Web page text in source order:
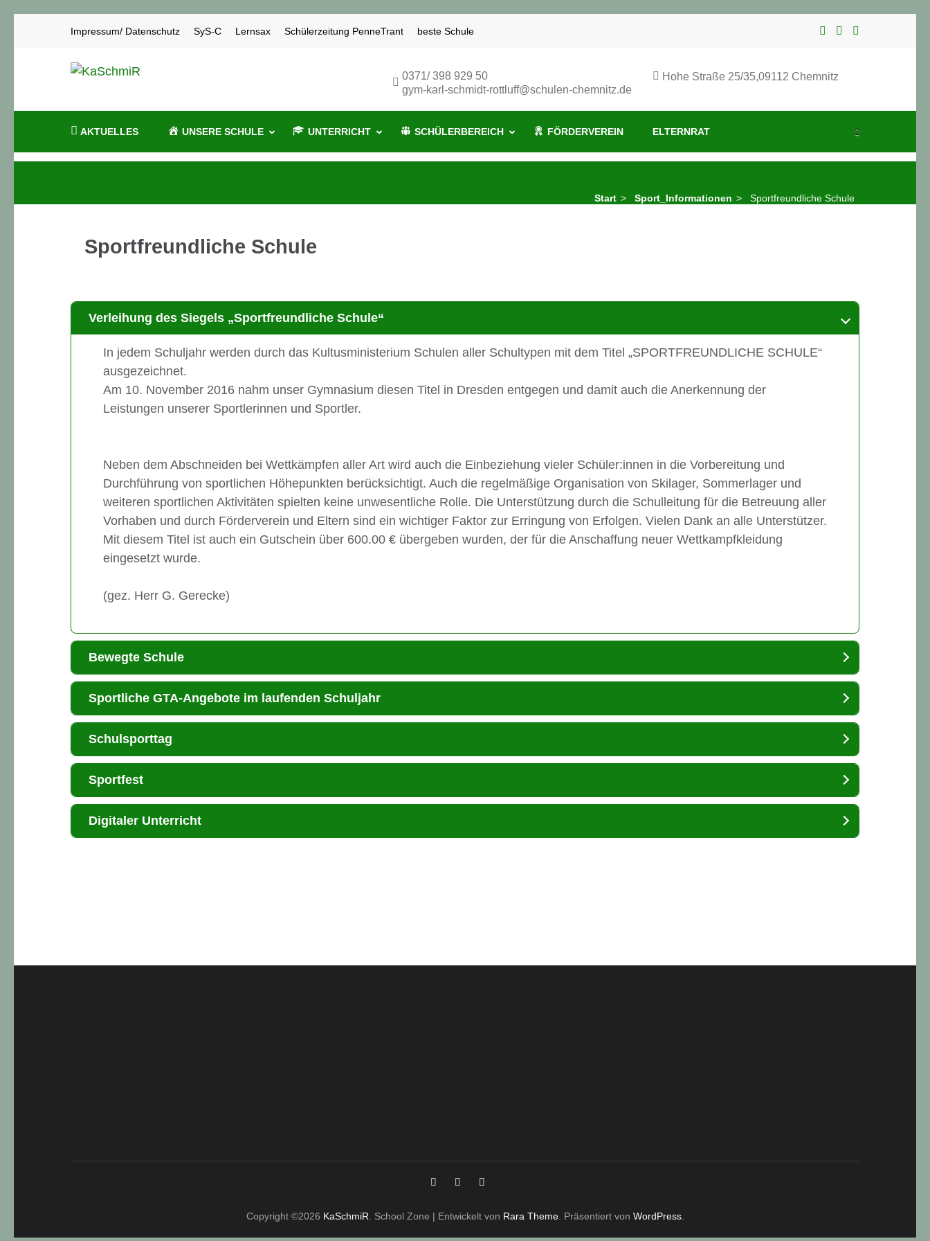
Impressum/ Datenschutz SyS-C Lernsax Schülerzeitung PenneTrant beste Schule
Hohe Straße 25/35,09112 Chemnitz
0371/ 398 929 50
gym-karl-schmidt-rottluff@schulen-chemnitz.de
AKTUELLES UNSERE SCHULE UNTERRICHT SCHÜLERBEREICH FÖRDERVEREIN ELTERNRAT
Start > Sport_Informationen > Sportfreundliche Schule
Sportfreundliche Schule
Verleihung des Siegels „Sportfreundliche Schule“
In jedem Schuljahr werden durch das Kultusministerium Schulen aller Schultypen mit dem Titel „SPORTFREUNDLICHE SCHULE“
ausgezeichnet.
Am 10. November 2016 nahm unser Gymnasium diesen Titel in Dresden entgegen und damit auch die Anerkennung der
Leistungen unserer Sportlerinnen und Sportler.
Neben dem Abschneiden bei Wettkämpfen aller Art wird auch die Einbeziehung vieler Schüler:innen in die Vorbereitung und
Durchführung von sportlichen Höhepunkten berücksichtigt. Auch die regelmäßige Organisation von Skilager, Sommerlager und
weiteren sportlichen Aktivitäten spielten keine unwesentliche Rolle. Die Unterstützung durch die Schulleitung für die Betreuung aller
Vorhaben und durch Förderverein und Eltern sind ein wichtiger Faktor zur Erringung von Erfolgen. Vielen Dank an alle Unterstützer.
Mit diesem Titel ist auch ein Gutschein über 600.00 € übergeben wurden, der für die Anschaffung neuer Wettkampfkleidung
eingesetzt wurde.
(gez. Herr G. Gerecke)
Bewegte Schule
Sportliche GTA-Angebote im laufenden Schuljahr
Schulsporttag
Sportfest
Digitaler Unterricht
Copyright ©2026 KaSchmiR School Zone | Entwickelt von Rara Theme. Präsentiert von WordPress.